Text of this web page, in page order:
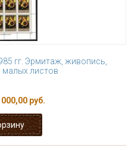
гг. Эрмитаж, живопись,
малых листов
руб.